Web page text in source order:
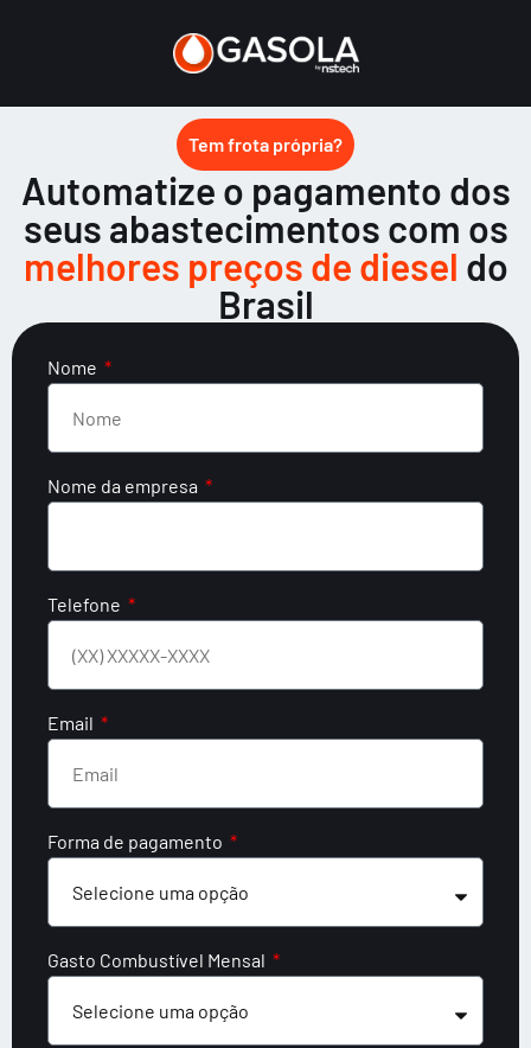
Tem frota própria?
Automatize o pagamento dos
seus abastecimentos com os
melhores preços de diesel do
Brasil
Nome
Nome da empresa
Telefone
Email
Forma de pagamento
Gasto Combustível Mensal